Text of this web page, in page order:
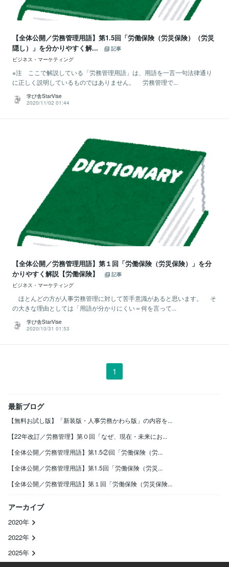
【全体公開／労務管理用語】第1.5回「労働保険（労災保険）（労災
隠し）」を分かりやすく解...
記事
ビジネス・マーケティング
※注 ここで解説している「労務管理用語」は、用語を一言一句法律通り
に正しく説明しているものではありません。 労務管理で...
学び舎StarVise
2020/11/02 01:44
【全体公開／労務管理用語】第１回「労働保険（労災保険）」を分
かりやすく解説【労働保険】
記事
ビジネス・マーケティング
ほとんどの方が人事労務管理に対して苦手意識があると思います。 そ
の大きな理由としては「用語が分かりにくい＝何を言って...
学び舎StarVise
2020/10/31 01:53
1
最新ブログ
【無料お試し版】「新装版・人事労務かわら版」の内容を...
【22年改訂／労務管理】第０回「なぜ、現在・未来にお...
【全体公開／労務管理用語】第1.5②回「労働保険（労...
【全体公開／労務管理用語】第1.5回「労働保険（労災...
【全体公開／労務管理用語】第１回「労働保険（労災保険...
アーカイブ
2020年
2022年
2025年